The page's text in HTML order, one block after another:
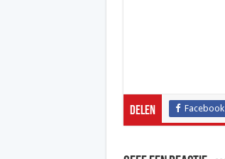
Delen Facebook